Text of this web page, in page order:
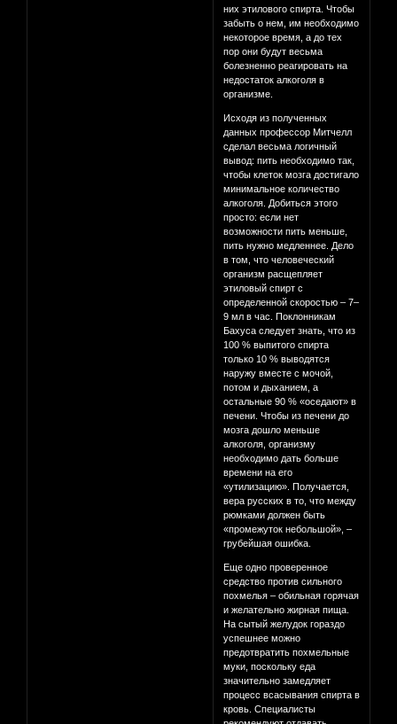
них этилового спирта. Чтобы
забыть о нем, им необходимо
некоторое время, а до тех
пор они будут весьма
болезненно реагировать на
недостаток алкоголя в
организме.
Исходя из полученных
данных профессор Митчелл
сделал весьма логичный
вывод: пить необходимо так,
чтобы клеток мозга достигало
минимальное количество
алкоголя. Добиться этого
просто: если нет
возможности пить меньше,
пить нужно медленнее. Дело
в том, что человеческий
организм расщепляет
этиловый спирт с
определенной скоростью – 7–
9 мл в час. Поклонникам
Бахуса следует знать, что из
100 % выпитого спирта
только 10 % выводятся
наружу вместе с мочой,
потом и дыханием, а
остальные 90 % «оседают» в
печени. Чтобы из печени до
мозга дошло меньше
алкоголя, организму
необходимо дать больше
времени на его
«утилизацию». Получается,
вера русских в то, что между
рюмками должен быть
«промежуток небольшой», –
грубейшая ошибка.
Еще одно проверенное
средство против сильного
похмелья – обильная горячая
и желательно жирная пища.
На сытый желудок гораздо
успешнее можно
предотвратить похмельные
муки, поскольку еда
значительно замедляет
процесс всасывания спирта в
кровь. Специалисты